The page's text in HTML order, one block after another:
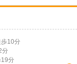
歩10分
分
19分